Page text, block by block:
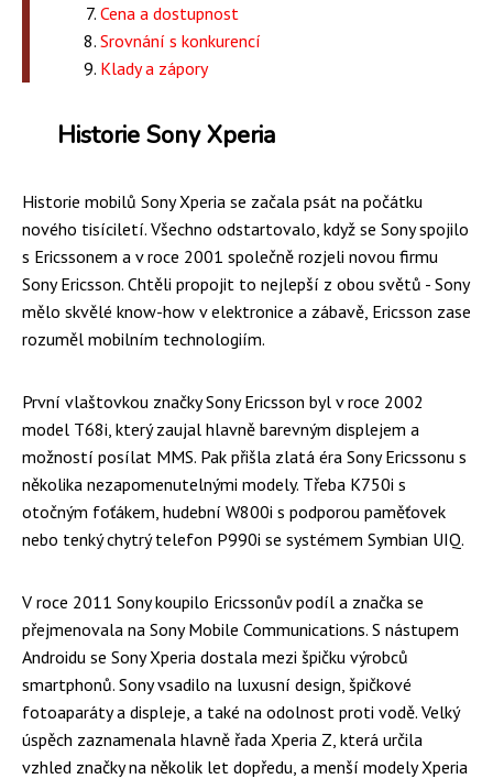
Cena a dostupnost
Srovnání s konkurencí
Klady a zápory
Historie Sony Xperia
Historie mobilů Sony Xperia se začala psát na počátku
nového tisíciletí. Všechno odstartovalo, když se Sony spojilo
s Ericssonem a v roce 2001 společně rozjeli novou firmu
Sony Ericsson. Chtěli propojit to nejlepší z obou světů - Sony
mělo skvělé know-how v elektronice a zábavě, Ericsson zase
rozuměl mobilním technologiím.
První vlaštovkou značky Sony Ericsson byl v roce 2002
model T68i, který zaujal hlavně barevným displejem a
možností posílat MMS. Pak přišla zlatá éra Sony Ericssonu s
několika nezapomenutelnými modely. Třeba K750i s
otočným foťákem, hudební W800i s podporou paměťovek
nebo tenký chytrý telefon P990i se systémem Symbian UIQ.
V roce 2011 Sony koupilo Ericssonův podíl a značka se
přejmenovala na Sony Mobile Communications. S nástupem
Androidu se Sony Xperia dostala mezi špičku výrobců
smartphonů. Sony vsadilo na luxusní design, špičkové
fotoaparáty a displeje, a také na odolnost proti vodě. Velký
úspěch zaznamenala hlavně řada Xperia Z, která určila
vzhled značky na několik let dopředu, a menší modely Xperia